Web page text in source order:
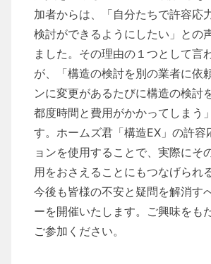
加者からは、「自分たちで許容応
検討ができるようにしたい」との
ました。その理由の１つとして言
が、「構造の検討を別の業者に依
ンに変更があるたびに構造の検討
都度時間と費用がかかってしまう
す。ホームズ君「構造EX」の許容
ョンを使用することで、実際にそ
用をおさえることにもつなげられ
今後も皆様の不安と疑問を解消す
ーを開催いたします。ご興味をも
ご参加ください。